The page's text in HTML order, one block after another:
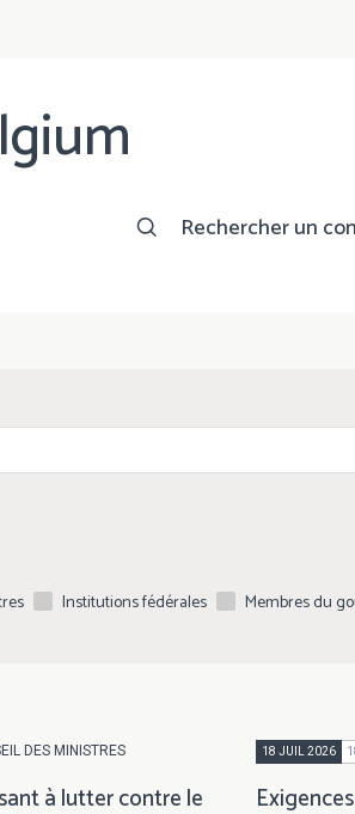
Rechercher un
Institutions fédérales Membres du
DES MINISTRES
à lutter contre le
18 JUIL 2026